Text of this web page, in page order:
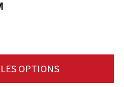
OPTIONS